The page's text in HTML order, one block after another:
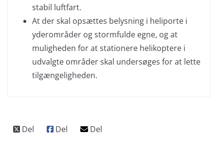
stabil luftfart.
At der skal opsættes belysning i heliporte i
yderområder og stormfulde egne, og at
muligheden for at stationere helikoptere i
udvalgte områder skal undersøges for at lette
tilgængeligheden.